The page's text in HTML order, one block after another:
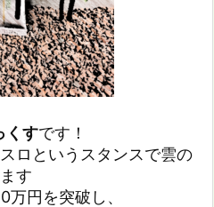
くすです！
ロというスタンスで雲の
す
円を突破し、